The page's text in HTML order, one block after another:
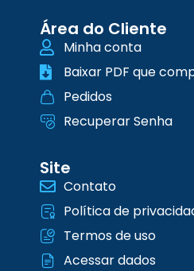
Área do Cliente
Minha conta
Baixar PDF que
Pedidos
Recuperar Senha
Site
Contato
Política de
Termos de uso
Acessar dados